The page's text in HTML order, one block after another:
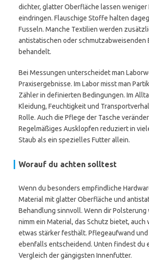
dichter, glatter Oberfläche lassen weniger
eindringen. Flauschige Stoffe halten
Fusseln. Manche Textilien werden
antistatischen oder schmutzabweisenden
behandelt.
Bei Messungen unterscheidet man
Praxisergebnisse. Im Labor misst man
Zähler in definierten Bedingungen. Im
Kleidung, Feuchtigkeit und
Rolle. Auch die Pflege der Tasche
Regelmäßiges Ausklopfen reduziert in
Staub als ein spezielles Futter allein.
Worauf du achten solltest
Wenn du besonders empfindliche
Material mit glatter Oberfläche und
Behandlung sinnvoll. Wenn dir Polsterung
nimm ein Material, das Schutz bietet, auch
etwas stärker festhält. Pflegeaufwand und
ebenfalls entscheidend. Unten findest du
Vergleich der gängigsten Innenfutter.